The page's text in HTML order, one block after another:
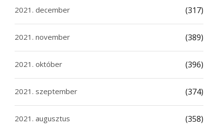
2021. december (317)
2021. november (389)
2021. október (396)
2021. szeptember (374)
2021. augusztus (358)